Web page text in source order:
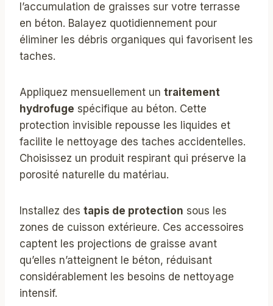
l’accumulation de graisses sur votre terrasse
en béton. Balayez quotidiennement pour
éliminer les débris organiques qui favorisent les
taches.
Appliquez mensuellement un traitement
hydrofuge spécifique au béton. Cette
protection invisible repousse les liquides et
facilite le nettoyage des taches accidentelles.
Choisissez un produit respirant qui préserve la
porosité naturelle du matériau.
Installez des tapis de protection sous les
zones de cuisson extérieure. Ces accessoires
captent les projections de graisse avant
qu’elles n’atteignent le béton, réduisant
considérablement les besoins de nettoyage
intensif.